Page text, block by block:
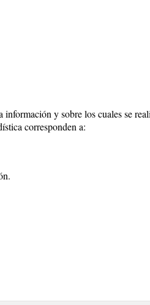
información y sobre los cuales se
corresponden a: